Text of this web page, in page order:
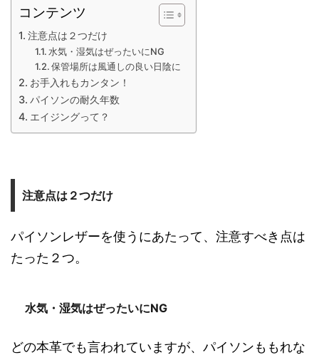
コンテンツ
注意点は２つだけ
水気・湿気はぜったいにNG
保管場所は風通しの良い日陰に
お手入れもカンタン！
パイソンの耐久年数
エイジングって？
注意点は２つだけ
パイソンレザーを使うにあたって、注意すべき点は
たった２つ。
水気・湿気はぜったいにNG
どの本革でも言われていますが、パイソンももれな